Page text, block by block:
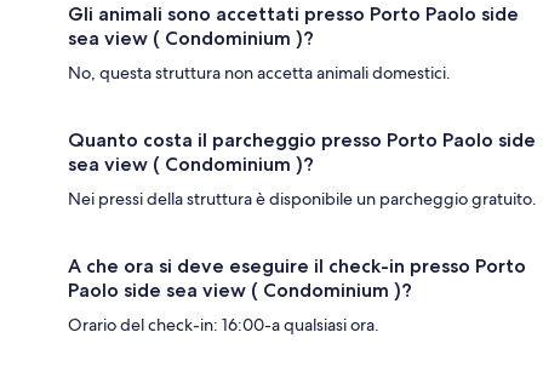
Gli animali sono accettati presso Porto Paolo side
sea view ( Condominium )?
No, questa struttura non accetta animali domestici.
Quanto costa il parcheggio presso Porto Paolo side
sea view ( Condominium )?
Nei pressi della struttura è disponibile un parcheggio gratuito.
A che ora si deve eseguire il check-in presso Porto
Paolo side sea view ( Condominium )?
Orario del check-in: 16:00-a qualsiasi ora.